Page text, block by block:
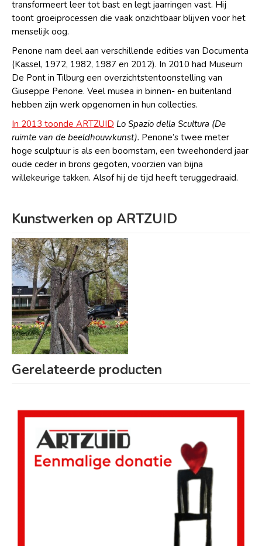
transformeert leer tot bast en legt jaarringen vast. Hij
toont groeiprocessen die vaak onzichtbaar blijven voor het
menselijk oog.
Penone nam deel aan verschillende edities van Documenta
(Kassel, 1972, 1982, 1987 en 2012). In 2010 had Museum
De Pont in Tilburg een overzichtstentoonstelling van
Giuseppe Penone. Veel musea in binnen- en buitenland
hebben zijn werk opgenomen in hun collecties.
In 2013 toonde ARTZUID Lo Spazio della Scultura (De
ruimte van de beeldhouwkunst). Penone’s twee meter
hoge sculptuur is als een boomstam, een tweehonderd jaar
oude ceder in brons gegoten, voorzien van bijna
willekeurige takken. Alsof hij de tijd heeft teruggedraaid.
Kunstwerken op ARTZUID
Gerelateerde producten